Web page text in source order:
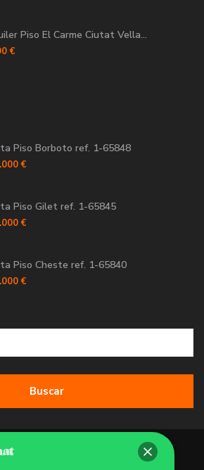
Piso El Carme Ciutat Vella...
€
Piso Borboto ref. 1-65848
€
Piso Gilet ref. 1-65845
€
Piso Cheste ref. 1-65840
€
Buscar
inmobiliarias. All Rights Reserved.